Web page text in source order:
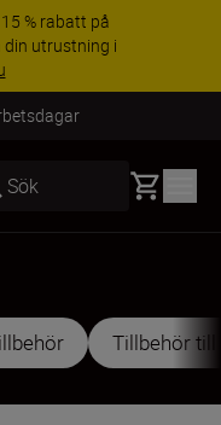
15 % rabatt på
utrustning i
Sök Basket
Tillbehör